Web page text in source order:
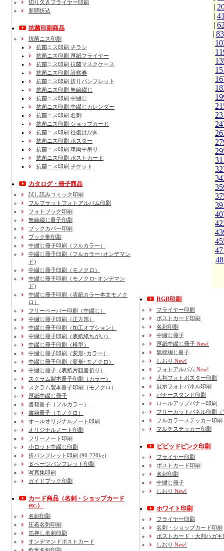
|
|
|
| 83
切り欠きフライヤー印刷
新聞折込
抗菌印刷商品
抗菌ニス印刷
抗菌ニス印刷 チラシ
抗菌ニス印刷 厚紙フライヤー
抗菌ニス印刷 抗菌マスクケース
抗菌ニス印刷 診察券
抗菌ニス印刷 折りパンフレット
抗菌ニス印刷 無線綴じ
抗菌ニス印刷 中綴じ
抗菌ニス印刷 中綴じカレンダー
抗菌ニス印刷 名刺
抗菌ニス印刷 ショップカード
抗菌ニス印刷 往復はがき
抗菌ニス印刷 ポスター
抗菌ニス印刷 車両中吊り
抗菌ニス印刷 ポストカード
抗菌ニス印刷 チケット
カタログ・冊子商品
試し読みコミック印刷
フルフラットフォトアルバム印刷
フォトブック印刷
無線綴じ冊子印刷
ブックカバー印刷
ブック帯印刷
中綴じ冊子印刷（フルカラー）
中綴じ冊子印刷（フルカラー･オンデマン
ド)
中綴じ冊子印刷（モノクロ）
中綴じ冊子印刷（モノクロ･オンデマン
ド)
中綴じ冊子印刷（表紙カラー本文モノク
ロ）
フリーペーパー印刷
（中綴じ）
中綴じ冊子印刷
（正方形）
中綴じ冊子印刷
（加工オプション）
中綴じ冊子印刷
（表紙紙ちがい）
中綴じ冊子印刷
（横型）
中綴じ冊子印刷
（変形･カラー）
中綴じ冊子印刷
（変形･モノクロ）
中綴じ冊子（表紙片観音折り）
スクラム製本冊子印刷
（カラー）
スクラム製本冊子印刷
（モノクロ）
厚紙中綴じ冊子
書籍冊子 （フルカラー）
書籍冊子 （モノクロ）
オールオリジナルノート印刷
オリジナルノート印刷
フリーノート印刷
小ロット中綴じ印刷
折パンフレット印刷 (90-220kg)
６ページパンフレット印刷
写真集印刷
ガイドブック印刷
カード商品 （名刺・ショップカード
etc.）
名刺印刷
圧着名刺印刷
箔押し名刺印刷
オンデマンドポストカード
RGB印刷
フライヤー印刷
ポストカード印刷
名刺印刷
中綴じ冊子
厚紙中綴じ冊子 New!
無線綴じ冊子
しおり New!
フォトアルバム New!
大判フォトポスター印刷
展示フォトパネル印刷
バナースタンド印刷
ロールアップバナー印刷
フリーカットパネル印刷（
フルカラーステッカー印刷
マルチステッカー印刷
ビビッドピンク印刷
フライヤー印刷
ポストカード印刷
名刺印刷
中綴じ冊子
しおり New!
ホワイト印刷
フライヤー印刷
名刺・ショップカード印刷
ポストカード・大判ハガキ
しおり New!